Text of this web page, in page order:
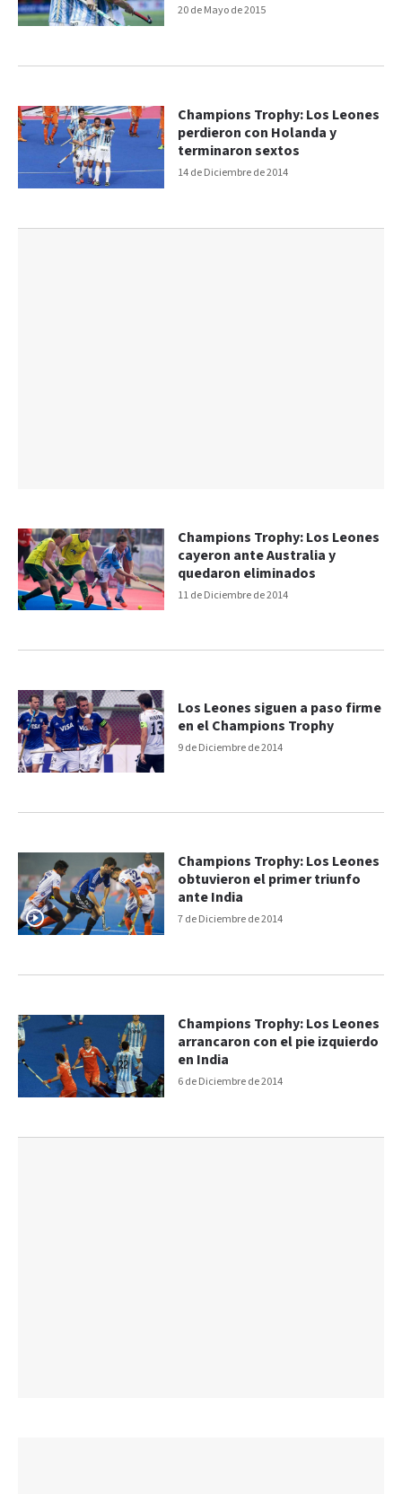
20 de Mayo de 2015
14 de Diciembre de 2014
Champions Trophy: Los Leones
perdieron con Holanda y
terminaron sextos
11 de Diciembre de 2014
Champions Trophy: Los Leones
cayeron ante Australia y
quedaron eliminados
9 de Diciembre de 2014
Los Leones siguen a paso firme
en el Champions Trophy
7 de Diciembre de 2014
Champions Trophy: Los Leones
obtuvieron el primer triunfo
ante India
6 de Diciembre de 2014
Champions Trophy: Los Leones
arrancaron con el pie izquierdo
en India